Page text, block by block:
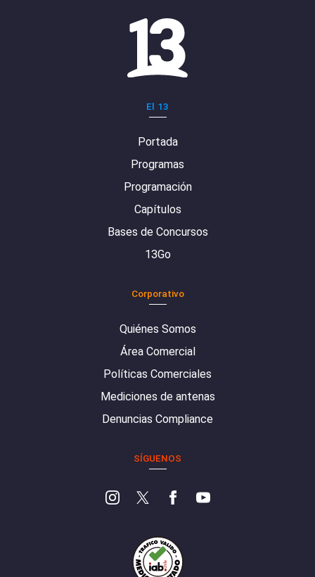
El 13
Portada
Programas
Programación
Capítulos
Bases de Concursos
13Go
Corporativo
Quiénes Somos
Área Comercial
Políticas Comerciales
Mediciones de antenas
Denuncias Compliance
SÍGUENOS